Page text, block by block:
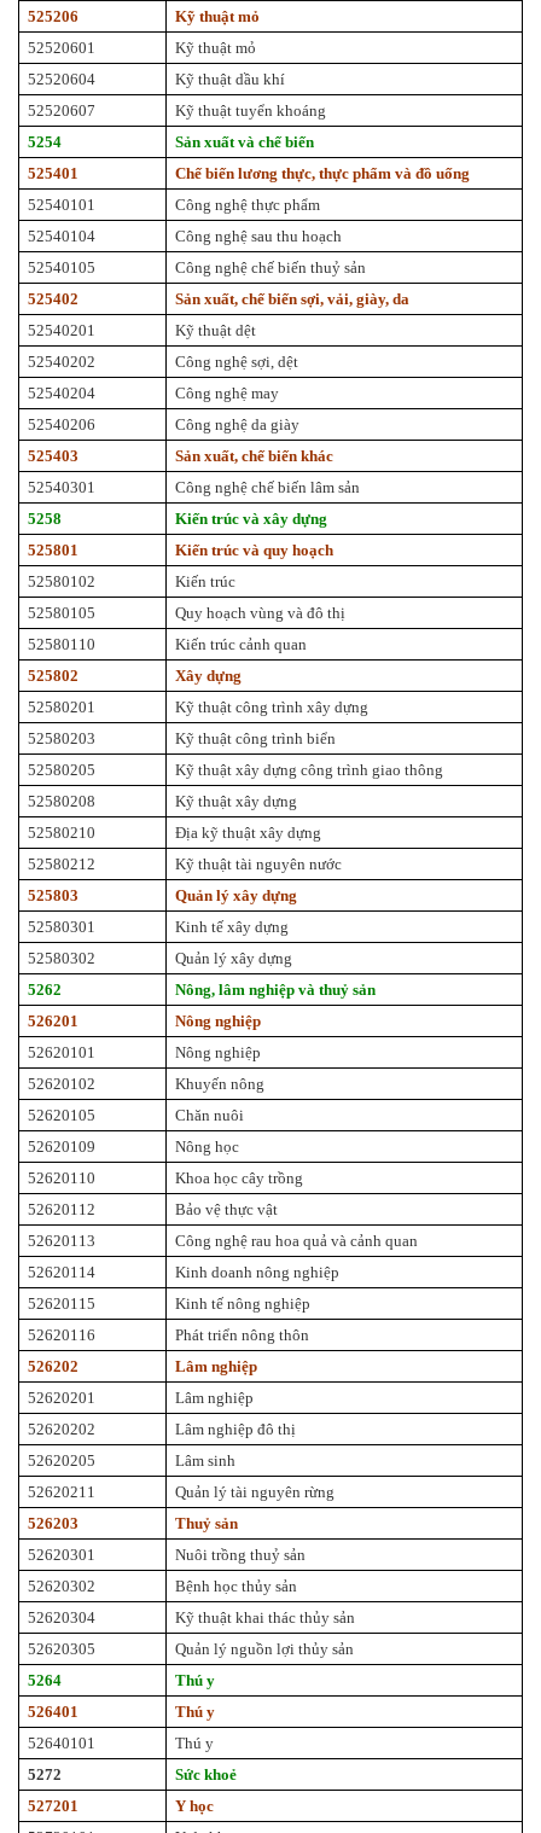
525206
Kỹ thuật mỏ
52520601
Kỹ thuật mỏ
52520604
Kỹ thuật dầu khí
52520607
Kỹ thuật tuyển khoáng
5254
Sản xuất và chế biến
525401
Chế biến lương thực, thực phẩm và đồ uống
52540101
Công nghệ thực phẩm
52540104
Công nghệ sau thu hoạch
52540105
Công nghệ chế biến thuỷ sản
525402
Sản xuất, chế biến sợi, vải, giày, da
52540201
Kỹ thuật dệt
52540202
Công nghệ sợi, dệt
52540204
Công nghệ may
52540206
Công nghệ da giày
525403
Sản xuất, chế biến khác
52540301
Công nghệ chế biến lâm sản
5258
Kiến trúc và xây dựng
525801
Kiến trúc và quy hoạch
52580102
Kiến trúc
52580105
Quy hoạch vùng và đô thị
52580110
Kiến trúc cảnh quan
525802
Xây dựng
52580201
Kỹ thuật công trình xây dựng
52580203
Kỹ thuật công trình biển
52580205
Kỹ thuật xây dựng công trình giao thông
52580208
Kỹ thuật xây dựng
52580210
Địa kỹ thuật xây dựng
52580212
Kỹ thuật tài nguyên nước
525803
Quản lý xây dựng
52580301
Kinh tế xây dựng
52580302
Quản lý xây dựng
5262
Nông, lâm nghiệp và thuỷ sản
526201
Nông nghiệp
52620101
Nông nghiệp
52620102
Khuyến nông
52620105
Chăn nuôi
52620109
Nông học
52620110
Khoa học cây trồng
52620112
Bảo vệ thực vật
52620113
Công nghệ rau hoa quả và cảnh quan
52620114
Kinh doanh nông nghiệp
52620115
Kinh tế nông nghiệp
52620116
Phát triển nông thôn
526202
Lâm nghiệp
52620201
Lâm nghiệp
52620202
Lâm nghiệp đô thị
52620205
Lâm sinh
52620211
Quản lý tài nguyên rừng
526203
Thuỷ sản
52620301
Nuôi trồng thuỷ sản
52620302
Bệnh học thủy sản
52620304
Kỹ thuật khai thác thủy sản
52620305
Quản lý nguồn lợi thủy sản
5264
Thú y
526401
Thú y
52640101
Thú y
5272
Sức khoẻ
527201
Y học